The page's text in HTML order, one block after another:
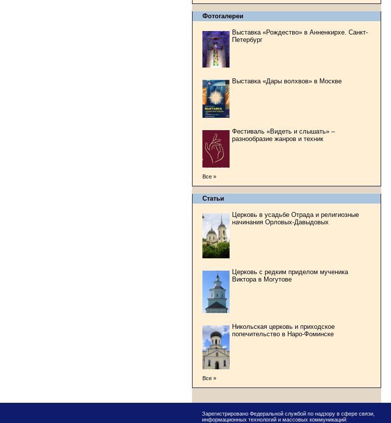
Фотогалереи
Выставка «Рождество» в Анненкирхе. Санкт-
Петербург
Выставка «Дары волхвов» в Москве
Фестиваль «Видеть и слышать» –
разнообразие жанров и техник
Все »
Статьи
Церковь в усадьбе Отрада и религиозные
начинания Орловых-Давыдовых
Церковь с редким приделом мученика
Виктора в Могутове
Никольская церковь и приходское
попечительство в Наро-Фоминске
Все »
Зарегистрировано Федеральной службой по надзору в сфере связи,
информационных технологий и массовых коммуникаций: